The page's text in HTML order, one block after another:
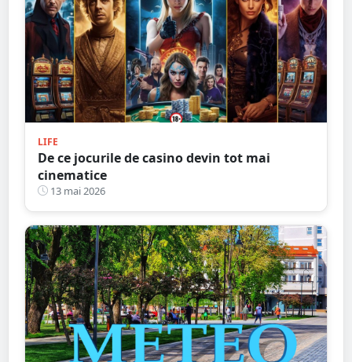
LIFE
De ce jocurile de casino devin tot mai
cinematice
13 mai 2026